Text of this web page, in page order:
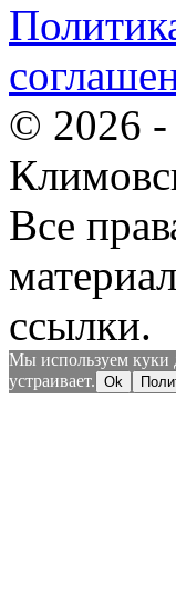
© 2026 -
Все
ссылки.
Мы используем куки
устраивает. Ok